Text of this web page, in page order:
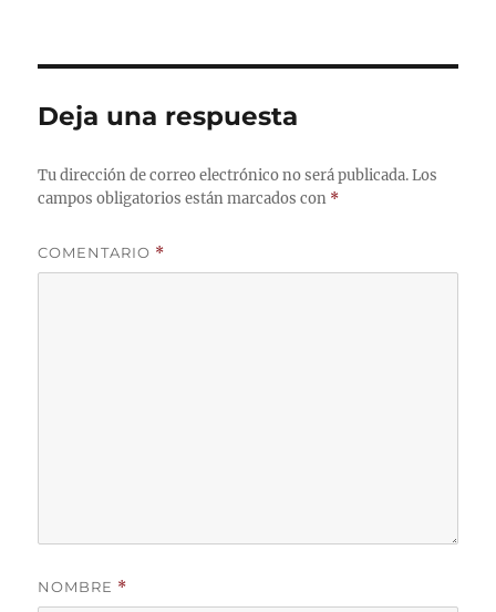
Deja una respuesta
Tu dirección de correo electrónico no será publicada. Los
campos obligatorios están marcados con *
COMENTARIO *
NOMBRE *